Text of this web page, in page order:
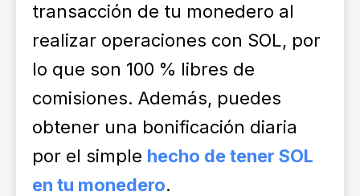
transacción de tu monedero al
realizar operaciones con SOL, por
lo que son 100 % libres de
comisiones. Además, puedes
obtener una bonificación diaria
por el simple hecho de tener SOL
en tu monedero.